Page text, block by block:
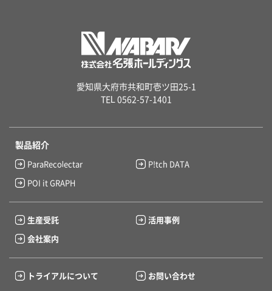
愛知県大府市共和町壱ツ田25-1
TEL 0562-57-1401
製品紹介
ParaRecolectar
P!tch DATA
POI it GRAPH
生産受託 活用事例
会社案内
トライアルについて お問い合わせ